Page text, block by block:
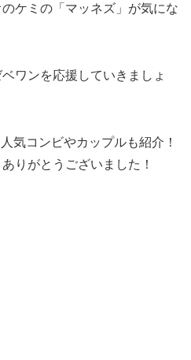
ケミの「マッネズ」が気にな
ワンを応援していきましょ
気コンビやカップルも紹介！
りがとうございました！